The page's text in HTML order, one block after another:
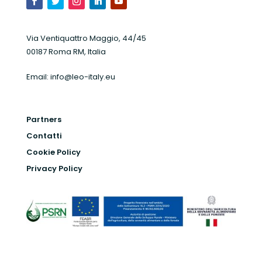
Via Ventiquattro Maggio, 44/45
00187 Roma RM, Italia
Email: info@leo-italy.eu
Partners
Contatti
Cookie Policy
Privacy Policy